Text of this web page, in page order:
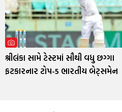
શ્રીલંકા સામે ટેસ્ટમાં સૌથી વધુ છગ્ગા
ફટકારનાર ટોપ-5 ભારતીય બેટ્સમેન